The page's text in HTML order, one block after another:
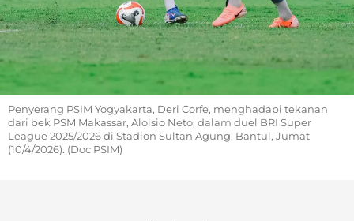
Penyerang PSIM Yogyakarta, Deri Corfe, menghadapi tekanan
dari bek PSM Makassar, Aloisio Neto, dalam duel BRI Super
League 2025/2026 di Stadion Sultan Agung, Bantul, Jumat
(10/4/2026). (Doc PSIM)